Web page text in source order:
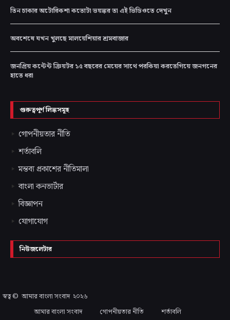
তিন চাকার অটোরিকশা কতোটা ভয়ঙ্কর তা এই ভিডিওতে দেখুন
অবশেষে যখন খুলছে মালয়েশিয়ার শ্রমবাজার
জনপ্রিয় কন্টেন্ট ক্রিয়টর ১৫ বছরের মেয়ের সাথে পরকিয়া করতেগিয়ে জনগনের
হাতে ধরা
গুরুত্বপূর্ণ লিঙ্কসমূহ
গোপনীয়তার নীতি
শর্তাবলি
মন্তব্য প্রকাশের নীতিমালা
বাংলা কনভার্টার
বিজ্ঞাপন
যোগাযোগ
নিউজলেটার
স্বত্ব © আমার বাংলা সংবাদ২০২৬
আমার বাংলা সংবাদ
গোপনীয়তার নীতি
শর্তাবলি